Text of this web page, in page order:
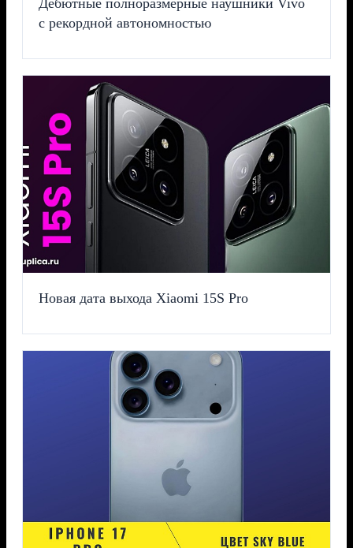
Дебютные полноразмерные наушники Vivo
с рекордной автономностью
Новая дата выхода Xiaomi 15S Pro